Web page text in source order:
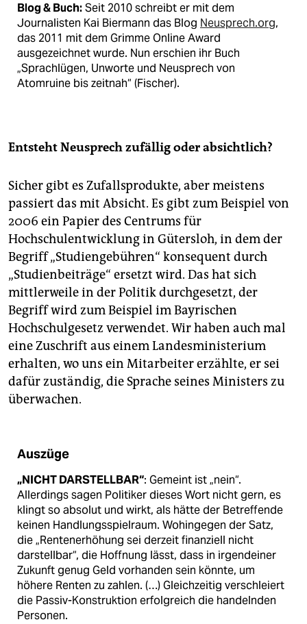
Blog & Buch:Seit 2010 schreibt er mit dem
Journalisten Kai Biermann das Blog Neusprech.org,
das 2011 mit dem Grimme Online Award
ausgezeichnet wurde. Nun erschien ihr Buch
„Sprachlügen, Unworte und Neusprech von
Atomruine bis zeitnah“ (Fischer).
Entsteht Neusprech zufällig oder absichtlich?
Sicher gibt es Zufallsprodukte, aber meistens
passiert das mit Absicht. Es gibt zum Beispiel von
2006 ein Papier des Centrums für
Hochschulentwicklung in Gütersloh, in dem der
Begriff „Studiengebühren“ konsequent durch
„Studienbeiträge“ ersetzt wird. Das hat sich
mittlerweile in der Politik durchgesetzt, der
Begriff wird zum Beispiel im Bayrischen
Hochschulgesetz verwendet. Wir haben auch mal
eine Zuschrift aus einem Landesministerium
erhalten, wo uns ein Mitarbeiter erzählte, er sei
dafür zuständig, die Sprache seines Ministers zu
überwachen.
Auszüge
„NICHT DARSTELLBAR“: Gemeint ist „nein“.
Allerdings sagen Politiker dieses Wort nicht gern, es
klingt so absolut und wirkt, als hätte der Betreffende
keinen Handlungsspielraum. Wohingegen der Satz,
die „Rentenerhöhung sei derzeit finanziell nicht
darstellbar“, die Hoffnung lässt, dass in irgendeiner
Zukunft genug Geld vorhanden sein könnte, um
höhere Renten zu zahlen. (…) Gleichzeitig verschleiert
die Passiv-Konstruktion erfolgreich die handelnden
Personen.